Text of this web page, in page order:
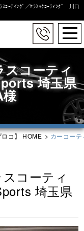
ｺｰﾃｨﾝｸﾞ／ｾﾗﾐｯｸｺｰﾃｨﾝｸﾞ 川口
スコーティ
埼玉県
コ】 HOME > カーコー
コーティ
埼玉県